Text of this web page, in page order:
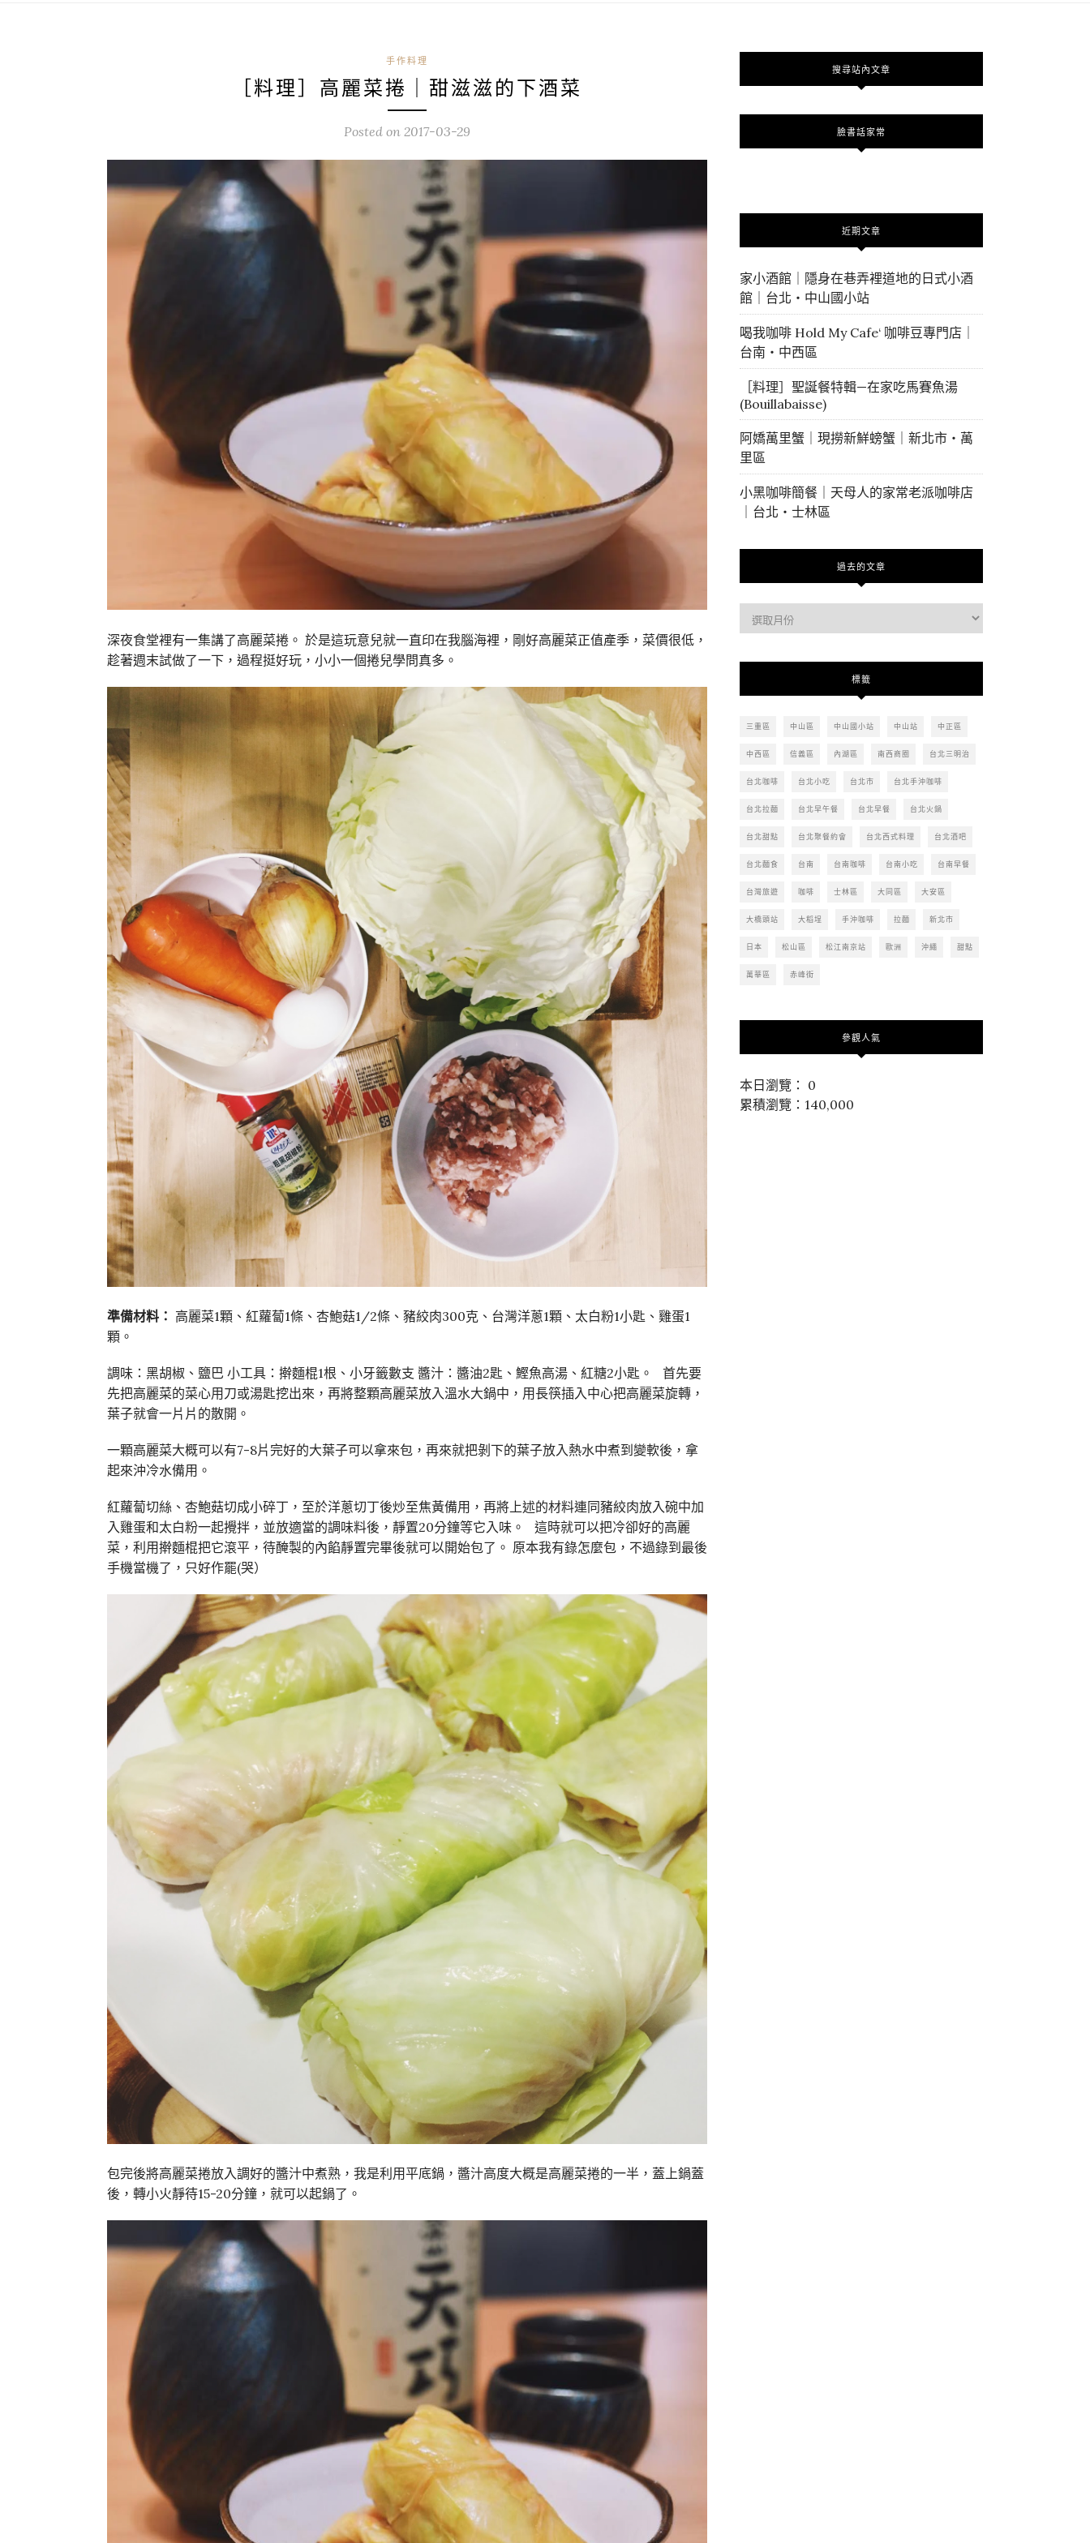
手作料理
［料理］高麗菜捲｜甜滋滋的下酒菜
Posted on 2017-03-29
深夜食堂裡有一集講了高麗菜捲。 於是這玩意兒就一直印在我腦海裡，剛好高麗菜正值產季，菜價很低，
趁著週末試做了一下，過程挺好玩，小小一個捲兒學問真多。
準備材料： 高麗菜1顆、紅蘿蔔1條、杏鮑菇1/2條、豬絞肉300克、台灣洋蔥1顆、太白粉1小匙、雞蛋1
顆。
調味：黑胡椒、鹽巴 小工具：擀麵棍1根、小牙籤數支 醬汁：醬油2匙、鰹魚高湯、紅糖2小匙。 首先要
先把高麗菜的菜心用刀或湯匙挖出來，再將整顆高麗菜放入溫水大鍋中，用長筷插入中心把高麗菜旋轉，
葉子就會一片片的散開。
一顆高麗菜大概可以有7-8片完好的大葉子可以拿來包，再來就把剝下的葉子放入熱水中煮到變軟後，拿
起來沖冷水備用。
紅蘿蔔切絲、杏鮑菇切成小碎丁，至於洋蔥切丁後炒至焦黃備用，再將上述的材料連同豬絞肉放入碗中加
入雞蛋和太白粉一起攪拌，並放適當的調味料後，靜置20分鐘等它入味。 這時就可以把冷卻好的高麗
菜，利用擀麵棍把它滾平，待醃製的內餡靜置完畢後就可以開始包了。 原本我有錄怎麼包，不過錄到最後
手機當機了，只好作罷(哭）
包完後將高麗菜捲放入調好的醬汁中煮熟，我是利用平底鍋，醬汁高度大概是高麗菜捲的一半，蓋上鍋蓋
後，轉小火靜待15-20分鐘，就可以起鍋了。
搜尋站內文章
臉書話家常
近期文章
家小酒館｜隱身在巷弄裡道地的日式小酒
館｜台北・中山國小站
喝我咖啡 Hold My Cafe‘ 咖啡豆專門店｜
台南・中西區
［料理］聖誕餐特輯—在家吃馬賽魚湯
(Bouillabaisse)
阿嬌萬里蟹｜現撈新鮮螃蟹｜新北市・萬
里區
小黑咖啡簡餐｜天母人的家常老派咖啡店
｜台北・士林區
過去的文章
去
標籤
三重區 中山區 中山國小站 中山站 中正區
中西區 信義區 內湖區 南西商圈 台北三明治
台北咖啡 台北小吃 台北市 台北手沖咖啡
台北拉麵 台北早午餐 台北早餐 台北火鍋
台北甜點 台北聚餐約會 台北西式料理 台北酒吧
台北麵食 台南 台南咖啡 台南小吃 台南早餐
台灣旅遊 咖啡 士林區 大同區 大安區
大橋頭站 大稻埕 手沖咖啡 拉麵 新北市
日本 松山區 松江南京站 歐洲 沖繩 甜點
萬華區 赤峰街
參觀人氣
本日瀏覽： 0
累積瀏覽：140,000